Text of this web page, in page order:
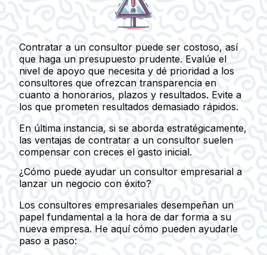
Contratar a un consultor puede ser costoso, así
que haga un presupuesto prudente. Evalúe el
nivel de apoyo que necesita y dé prioridad a los
consultores que ofrezcan transparencia en
cuanto a honorarios, plazos y resultados. Evite a
los que prometen resultados demasiado rápidos.
En última instancia, si se aborda estratégicamente,
las ventajas de contratar a un consultor suelen
compensar con creces el gasto inicial.
¿Cómo puede ayudar un consultor empresarial a
lanzar un negocio con éxito?
Los consultores empresariales desempeñan un
papel fundamental a la hora de dar forma a su
nueva empresa. He aquí cómo pueden ayudarle
paso a paso: